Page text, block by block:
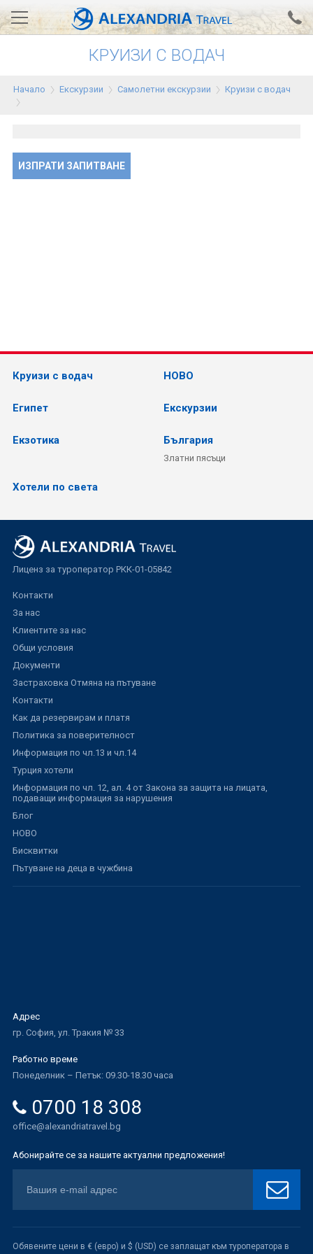
Вход за агенти Проверка на резервация
АЛЕКСАНДРИЯ хотели
Турция
Гърция
КРУИЗИ С ВОДАЧ
Начало Екскурзии Самолетни екскурзии Круизи с водач
ИЗПРАТИ ЗАПИТВАНЕ
Круизи с водач НОВО
Египет Екскурзии
Екзотика България
Златни пясъци
Хотели по света
Лиценз за туроператор РКК-01-05842
Контакти
За нас
Клиентите за нас
Общи условия
Документи
Застраховка Отмяна на пътуване
Контакти
Как да резервирам и платя
Политика за поверителност
Информация по чл.13 и чл.14
Турция хотели
Информация по чл. 12, ал. 4 от Закона за защита на лицата,
подаващи информация за нарушения
Блог
НОВО
Бисквитки
Пътуване на деца в чужбина
Адрес
гр. София, ул. Тракия № 33
Работно време
Понеделник – Петък: 09.30-18.30 часа
0700 18 308
office@alexandriatravel.bg
Абонирайте се за нашите актуални предложения!
Обявените цени в € (евро) и $ (USD) се заплащат към туроператора в